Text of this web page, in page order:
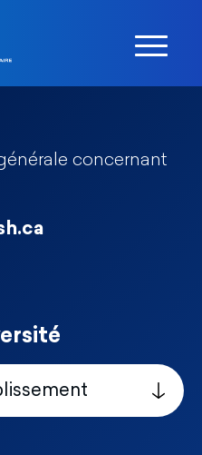
concernant